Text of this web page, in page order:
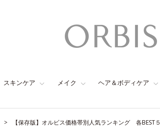
スキンケア メイク ヘア＆ボディケア
【保存版】オルビス価格帯別人気ランキング 各BEST５